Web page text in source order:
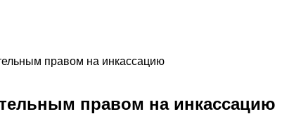
правом на инкассацию
правом на инкассацию